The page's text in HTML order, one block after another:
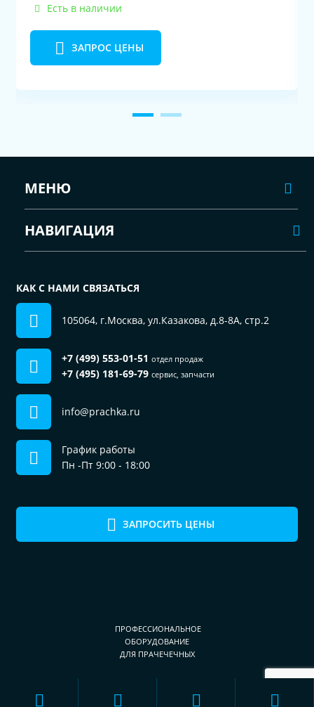
Есть в наличии
ЗАПРОС ЦЕНЫ
ПРОФЕССИОНАЛЬНОЕ
ОБОРУДОВАНИЕ
ДЛЯ ПРАЧЕЧЕЧНЫХ
ЗАПРОСИТЬ ЦЕНЫ
МЕНЮ
НАВИГАЦИЯ
КАК С НАМИ СВЯЗАТЬСЯ
105064, г.Москва, ул.Казакова, д.8-8А, стр.2
+7 (499) 553-01-51 отдел продаж
+7 (495) 181-69-79 сервис, запчасти
info@prachka.ru
График работы
Пн -Пт 9:00 - 18:00